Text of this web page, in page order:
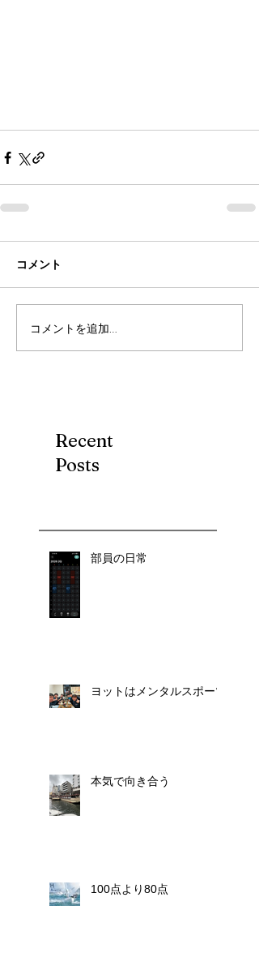
コメント
コメントを追加…
Recent
Posts
部員の日常
ヨットはメンタルスポーツ
本気で向き合う
100点より80点